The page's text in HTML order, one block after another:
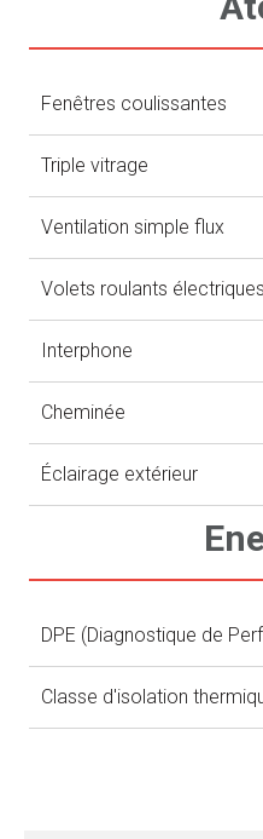
Fenêtres coulissantes
Triple vitrage
Ventilation simple flux
Volets roulants électriques
Interphone
Cheminée
Éclairage extérieur
DPE (Diagnostique de
Classe d'isolation